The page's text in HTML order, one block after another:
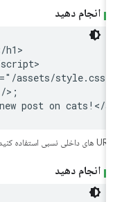
انجام دهید
h1>
script>
assets/
>;
post on cats!</
انجام دهید